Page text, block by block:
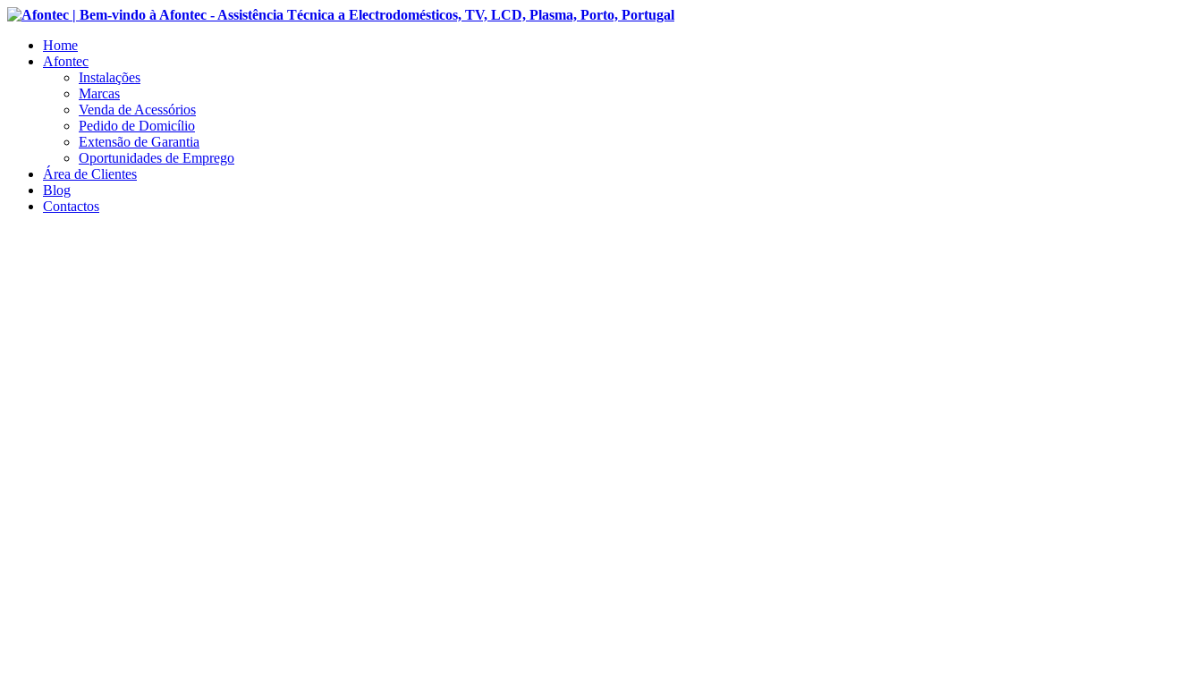
Home
Afontec
Instalações
Marcas
Venda de Acessórios
Pedido de Domicílio
Extensão de Garantia
Oportunidades de Emprego
Área de Clientes
Blog
Contactos